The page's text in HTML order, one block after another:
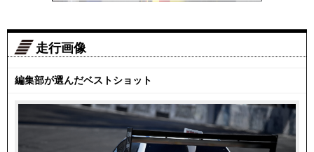
走行画像
編集部が選んだベストショット